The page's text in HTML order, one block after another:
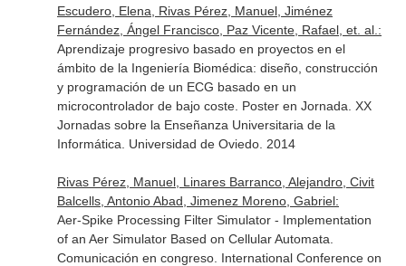
Escudero, Elena, Rivas Pérez, Manuel, Jiménez
Fernández, Ángel Francisco, Paz Vicente, Rafael, et. al.:
Aprendizaje progresivo basado en proyectos en el
ámbito de la Ingeniería Biomédica: diseño, construcción
y programación de un ECG basado en un
microcontrolador de bajo coste. Poster en Jornada. XX
Jornadas sobre la Enseñanza Universitaria de la
Informática. Universidad de Oviedo. 2014
Rivas Pérez, Manuel, Linares Barranco, Alejandro, Civit
Balcells, Antonio Abad, Jimenez Moreno, Gabriel:
Aer-Spike Processing Filter Simulator - Implementation
of an Aer Simulator Based on Cellular Automata.
Comunicación en congreso. International Conference on